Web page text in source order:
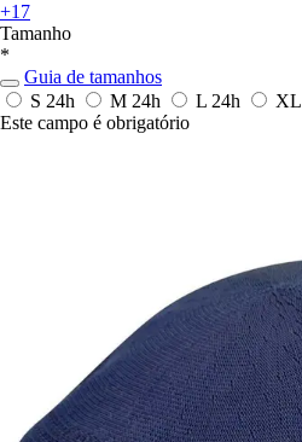
+17
Tamanho
*
Guia de tamanhos
S 24h M 24h L 24h XL
Este campo é obrigatório